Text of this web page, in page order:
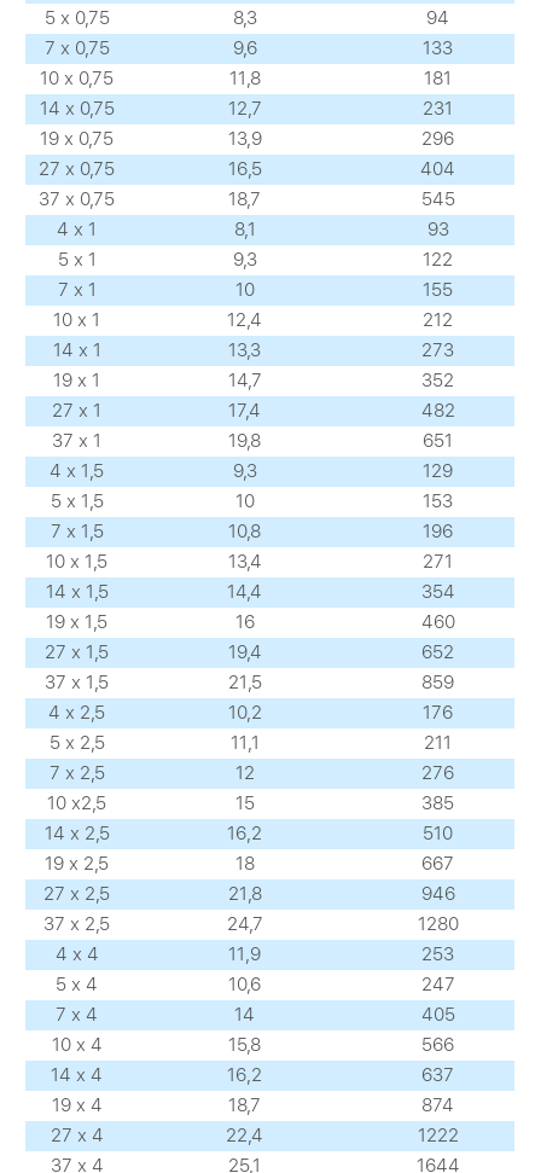
5 х 0,75
8,3
94
7 х 0,75
9,6
133
10 х 0,75
11,8
181
14 х 0,75
12,7
231
19 х 0,75
13,9
296
27 х 0,75
16,5
404
37 х 0,75
18,7
545
4 х 1
8,1
93
5 х 1
9,3
122
7 х 1
10
155
10 х 1
12,4
212
14 х 1
13,3
273
19 х 1
14,7
352
27 х 1
17,4
482
37 х 1
19,8
651
4 х 1,5
9,3
129
5 х 1,5
10
153
7 х 1,5
10,8
196
10 х 1,5
13,4
271
14 х 1,5
14,4
354
19 х 1,5
16
460
27 х 1,5
19,4
652
37 х 1,5
21,5
859
4 х 2,5
10,2
176
5 х 2,5
11,1
211
7 х 2,5
12
276
10 х2,5
15
385
14 х 2,5
16,2
510
19 х 2,5
18
667
27 х 2,5
21,8
946
37 х 2,5
24,7
1280
4 х 4
11,9
253
5 х 4
10,6
247
7 х 4
14
405
10 х 4
15,8
566
14 х 4
16,2
637
19 х 4
18,7
874
27 х 4
22,4
1222
37 х 4
25,1 1644